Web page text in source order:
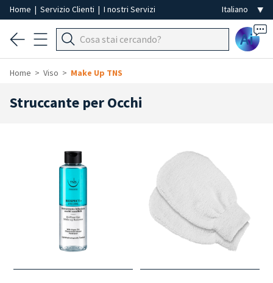
Home | Servizio Clienti | I nostri Servizi
Ai
Home Viso Make Up TNS
Struccante per Occhi